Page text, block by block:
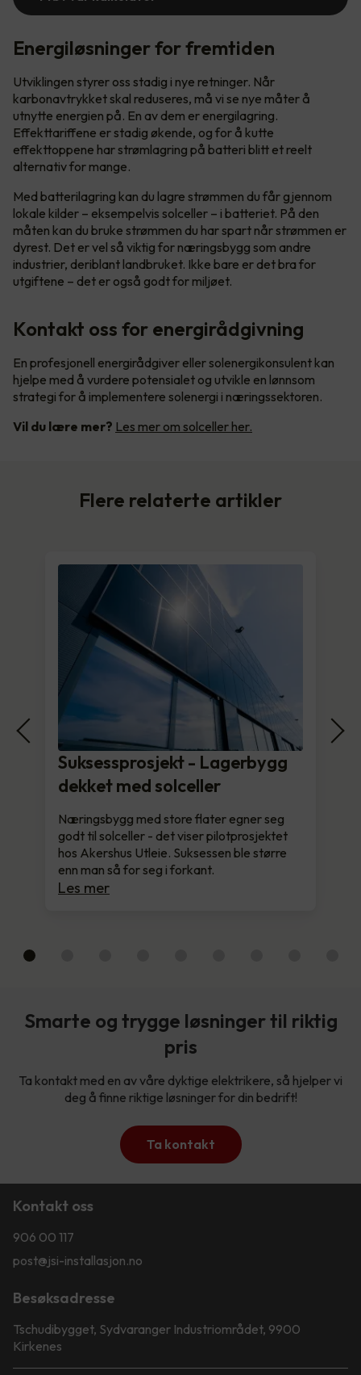
Energiløsninger for fremtiden
Utviklingen styrer oss stadig i nye retninger. Når
karbonavtrykket skal reduseres, må vi se nye måter å
utnytte energien på. En av dem er energilagring.
Effekttariffene er stadig økende, og for å kutte
effekttoppene har strømlagring på batteri blitt et reelt
alternativ for mange.
Med batterilagring kan du lagre strømmen du får gjennom
lokale kilder – eksempelvis solceller – i batteriet. På den
måten kan du bruke strømmen du har spart når strømmen er
dyrest. Det er vel så viktig for næringsbygg som andre
industrier, deriblant landbruket. Ikke bare er det bra for
utgiftene – det er også godt for miljøet.
Kontakt oss for energirådgivning
En profesjonell energirådgiver eller solenergikonsulent kan
hjelpe med å vurdere potensialet og utvikle en lønnsom
strategi for å implementere solenergi i næringssektoren.
Vil du lære mer? Les mer om solceller her.
Flere relaterte artikler
Suksessprosjekt - Lagerbygg
dekket med solceller
Næringsbygg med store flater egner seg
godt til solceller - det viser pilotprosjektet
hos Akershus Utleie. Suksessen ble større
enn man så for seg i forkant.
Les mer
Smarte og trygge løsninger til riktig
pris
Ta kontakt med en av våre dyktige elektrikere, så hjelper vi
deg å finne riktige løsninger for din bedrift!
Ta kontakt
Kontakt oss
906 00 117
post@jsi-installasjon.no
Besøksadresse
Tschudibygget, Sydvaranger Industriområdet, 9900
Kirkenes